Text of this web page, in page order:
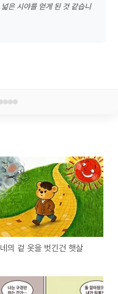
은 시야를 얻게 된 것 같습니
의 겉 옷을 벗긴건 햇살